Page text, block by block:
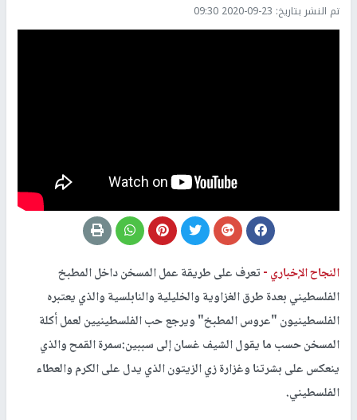
تم النشر بتاريخ: 2020-09-23 09:30
النجاح الإخباري -تعرف على طريقة عمل المسخن داخل المطبخ
الفلسطيني بعدة طرق الغزاوية والخليلية والنابلسية والذي يعتبره
الفلسطينيون "عروس المطبخ" ويرجع حب الفلسطينيين لعمل أكلة
المسخن حسب ما يقول الشيف غسان إلى سببين:سمرة القمح والذي
ينعكس على بشرتنا وغزارة زي الزيتون الذي يدل على الكرم والعطاء
الفلسطيني.